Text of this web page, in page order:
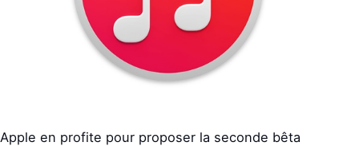
Apple en profite pour proposer la seconde bêta